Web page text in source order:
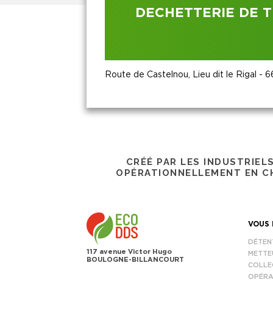
DECHETTERIE DE
Route de Castelnou, Lieu dit le Rigal -
CRÉÉ PAR LES
OPÉRATIONNELLEMENT EN
117 avenue Victor Hugo
BOULOGNE-BILLANCOURT
VOUS